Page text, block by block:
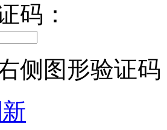
码：
侧图形验证码